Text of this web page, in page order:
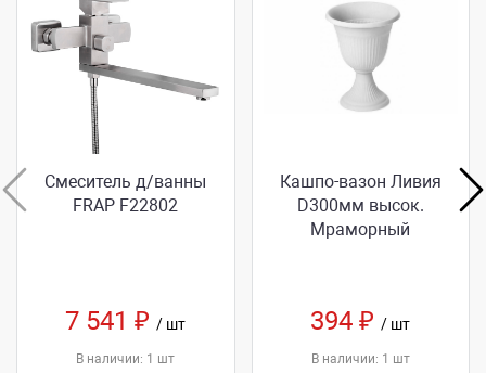
Смеситель д/ванны
FRAP F22802
7 541 ₽/ шт
В наличии: 1 шт
Кашпо-вазон Ливия
D300мм высок.
Мраморный
394 ₽/ шт
В наличии: 1 шт